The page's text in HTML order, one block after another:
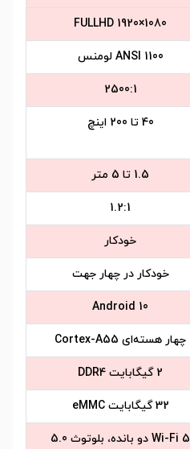
FULLHD 1920×1080
1100 ANSI لومنس
2500:1
40 تا 200 اینچ
1.5 تا 5 متر
1.2:1
خودکار
خودکار در چهار جهت
Android 10
چهار هسته‌ای Cortex-A55
2 گیگابایت DDR4
32 گیگابایت eMMC
Wi-Fi 5 دو بانده، بلوتوث 5.0